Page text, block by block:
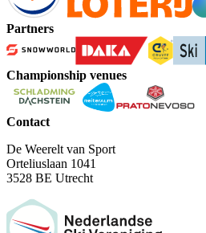
Partners
Championship venues
Contact
De Weerelt van Sport
Orteliuslaan 1041
3528 BE Utrecht